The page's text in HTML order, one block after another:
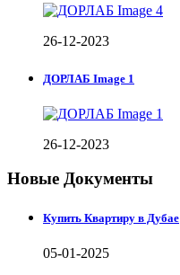
26-12-2023
ДОРЛАБ Image 1
26-12-2023
Новые Документы
Купить Квартиру в Дубае
05-01-2025